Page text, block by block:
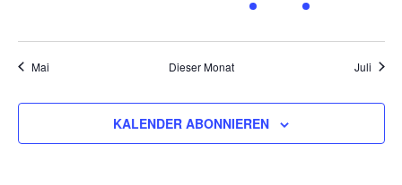
VERANSTALTUNGEN,
VERANSTALTUNGEN,
VERANSTALTUNG,
Mai Dieser Monat Juli
KALENDER ABONNIEREN